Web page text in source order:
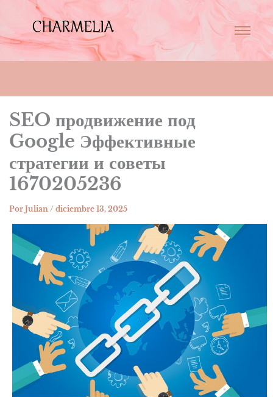
SEO продвижение под
Google Эффективные
стратегии и советы
1670205236
Por Julian / diciembre 13, 2025